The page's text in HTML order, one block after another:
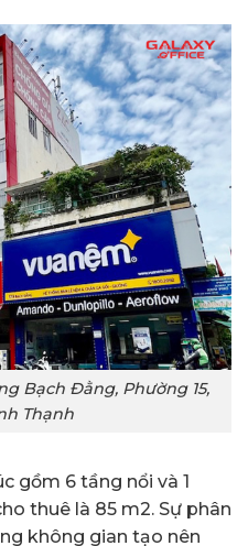
Bạch Đằng, Phường 15,
Thạnh
gồm 6 tầng nổi và 1
thuê là 85 m2. Sự phân
không gian tạo nên